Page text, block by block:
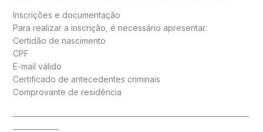
Inscrições e documentação
Para realizar a inscrição, é necessário apresentar:
Certidão de nascimento
CPF
E-mail válido
Certificado de antecedentes criminais
Comprovante de residência